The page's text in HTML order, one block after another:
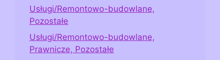
Usługi/Remontowo-budowlane,
Pozostałe
Usługi/Remontowo-budowlane,
Prawnicze, Pozostałe